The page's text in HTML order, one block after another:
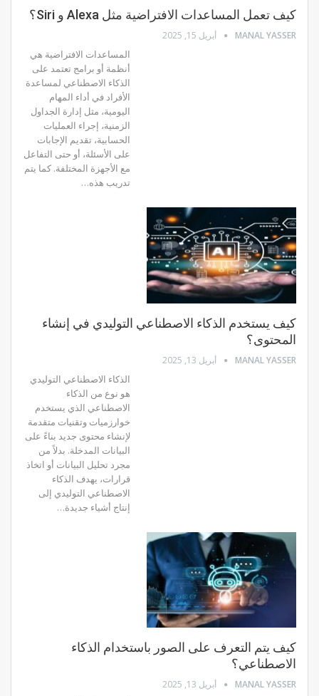
كيف تعمل المساعدات الافتراضية مثل Alexa و Siri؟
MANAL YASSER أبريل 15, 2025
المساعدات الافتراضية هي
أنظمة أو برامج تعتمد على
الذكاء الاصطناعي لمساعدة
الأفراد في أداء المهام
اليومية، مثل إدارة الجداول
الزمنية، إجراء العمليات
الحسابية، تقديم الإجابات
على الأسئلة، أو حتى التفاعل
مع الأجهزة المختلفة. كما يتم
تدريب هذه…
كيف يستخدم الذكاء الاصطناعي التوليدي في إنشاء
المحتوى؟
MANAL YASSER أبريل 13, 2025
الذكاء الاصطناعي التوليدي
هو نوع من الذكاء
الاصطناعي الذي يستخدم
خوارزميات وتقنيات متقدمة
لإنشاء محتوى جديد بناءً على
البيانات المدخلة. بدلاً من
مجرد تحليل البيانات أو اتخاذ
قرارات، يهدف الذكاء
الاصطناعي التوليدي إلى
إنتاج أشياء جديدة…
كيف يتم التعرف على الصور باستخدام الذكاء
الاصطناعي؟
MANAL YASSER أبريل 13, 2025